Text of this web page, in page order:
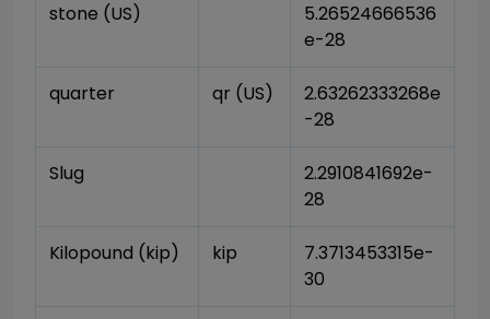
stone (US)
5.26524666536
e-28
quarter qr (US)
2.63262333268e
-28
Slug
2.2910841692e-
28
Kilopound (kip) kip
7.3713453315e-
30